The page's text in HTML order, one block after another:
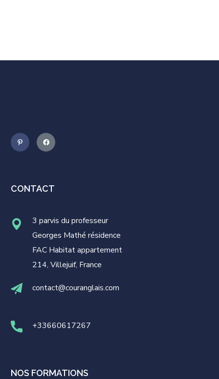
CONTACT
3 parvis du professeur
Georges Mathé résidence
FAC Habitat appartement
214, Villejuif, France
contact@couranglais.com
+33660617267
NOS FORMATIONS